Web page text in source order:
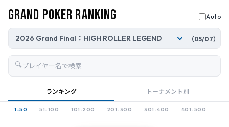
Grand Poker Ranking Auto
（05/07）
🔍
ランキング トーナメント別
1-50 51-100 101-200 201-300 301-400 401-500